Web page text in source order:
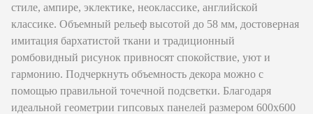
стиле, ампире, эклектике, неоклассике, английской
классике. Объемный рельеф высотой до 58 мм, достоверная
имитация бархатистой ткани и традиционный
ромбовидный рисунок привносят спокойствие, уют и
гармонию. Подчеркнуть объемность декора можно с
помощью правильной точечной подсветки. Благодаря
идеальной геометрии гипсовых панелей размером 600х600